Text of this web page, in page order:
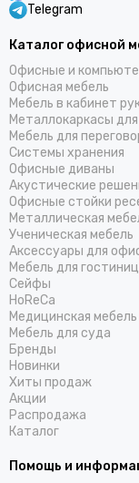
Telegram
Каталог офисной
Офисные и
Офисная мебель
Мебель в кабинет
Металлокаркасы
Мебель для
Системы хранения
Офисные диваны
Акустические
Офисные стойки
Металлическая
Ученическая мебель
Аксессуары для
Мебель для
Cейфы
HoReCa
Медицинская мебель
Мебель для суда
Бренды
Новинки
Хиты продаж
Акции
Распродажа
Каталог
Помощь и